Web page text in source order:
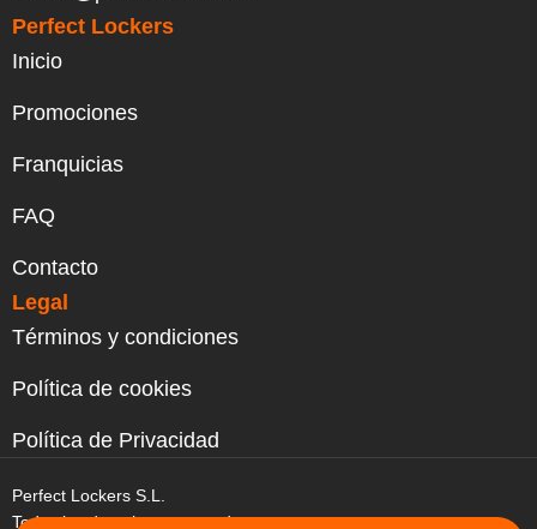
Perfect Lockers
Inicio
Promociones
Franquicias
FAQ
Contacto
Legal
Términos y condiciones
Política de cookies
Política de Privacidad
Perfect Lockers S.L.
Todos los derechos reservados.